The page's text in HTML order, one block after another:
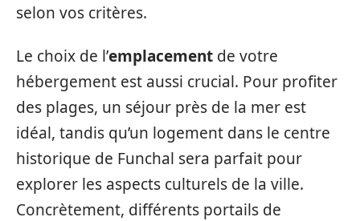
selon vos critères.
Le choix de l’emplacement de votre
hébergement est aussi crucial. Pour profiter
des plages, un séjour près de la mer est
idéal, tandis qu’un logement dans le centre
historique de Funchal sera parfait pour
explorer les aspects culturels de la ville.
Concrètement, différents portails de